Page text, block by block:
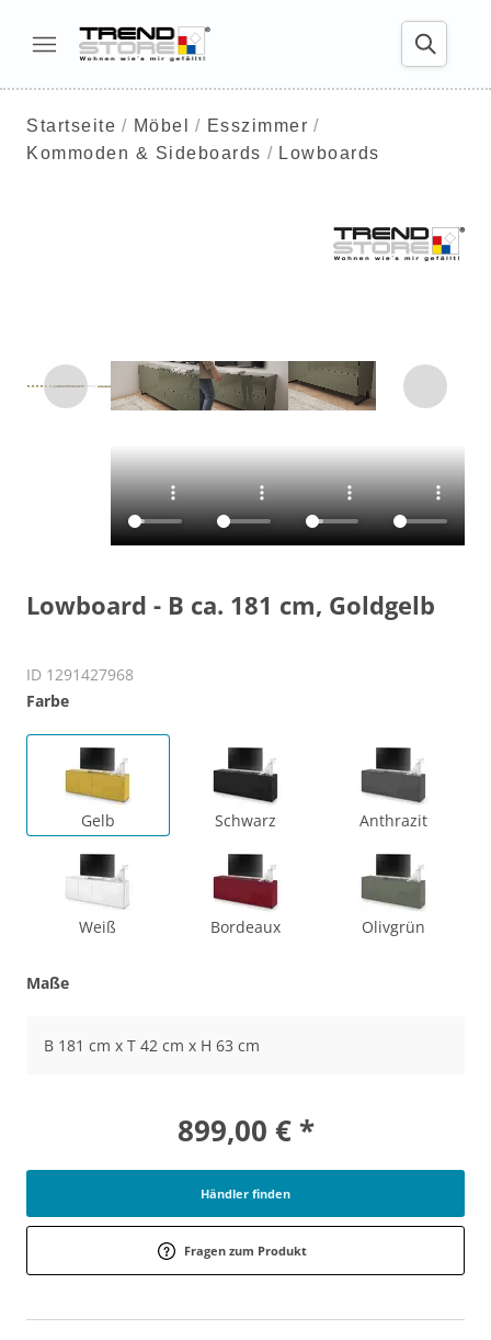
Startseite Möbel
Esszimmer
Kommoden & Sideboards
Lowboards
Lowboard - B ca. 181 cm, Goldgelb
ID 1291427968
Farbe
Gelb Schwarz Anthrazit
Weiß Bordeaux Olivgrün
Maße
B 181 cm x T 42 cm x H 63 cm
899,00 € *
Händler finden
Fragen zum Produkt